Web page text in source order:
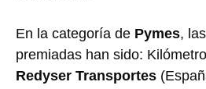
En la categoría de Pymes,
premiadas han sido:
Redyser Transportes